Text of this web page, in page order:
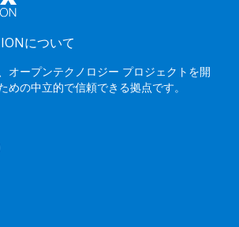
について
オープンテクノロジー プロジェクトを開
めの中立的で信頼できる拠点です。